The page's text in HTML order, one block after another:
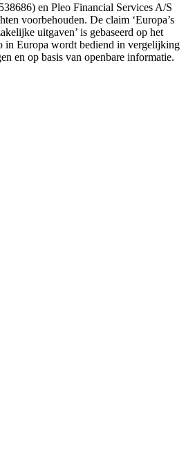
en Pleo Financial Services A/S
voorbehouden. De claim ‘Europa’s
uitgaven’ is gebaseerd op het
in Europa wordt bediend in vergelijking
en op basis van openbare informatie.